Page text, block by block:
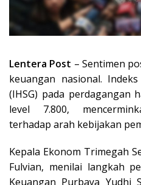
Lentera Post – Sentimen
keuangan nasional.
(IHSG) pada perdagangan
level 7.800,
terhadap arah kebijakan
Kepala Ekonom Trimegah
Fulvian, menilai langkah
Keuangan Purbaya Yudhi